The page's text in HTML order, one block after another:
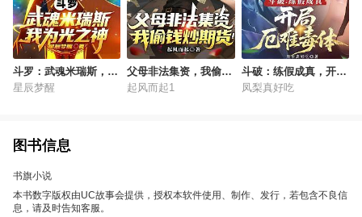
斗罗：武魂米瑞斯，我
为光之神
星辰梦醒
父母非法集资，我偷钱
炒期货！
起风而起1
斗破：练假成真，开局
厄难毒体
凤梨真好吃
图书信息
书旗小说
本书数字版权由UC故事会提供，授权本软件使用、制作、发行，若包含不良信
息，请及时告知客服。